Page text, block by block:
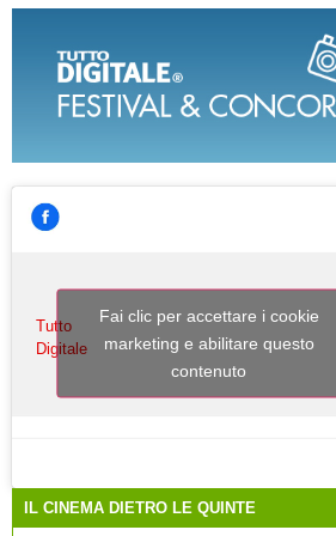
Tutto
Digitale
Fai clic per accettare i cookie
marketing e abilitare questo
contenuto
IL CINEMA DIETRO LE QUINTE